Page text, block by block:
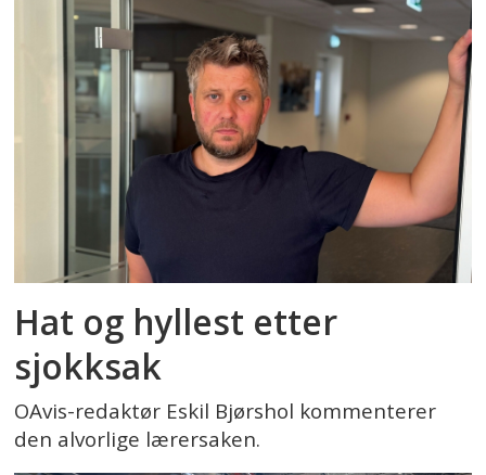
Hat og hyllest etter
sjokksak
OAvis-redaktør Eskil Bjørshol kommenterer
den alvorlige lærersaken.